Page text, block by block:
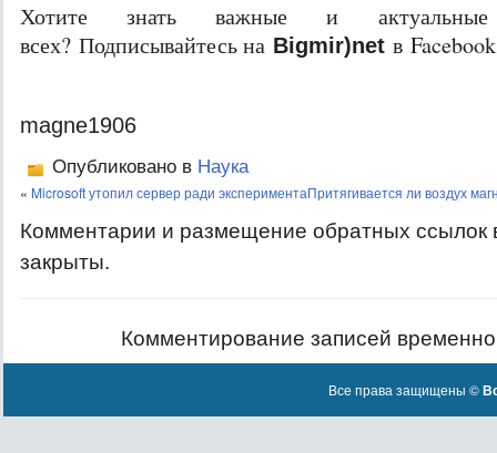
Хотите знать важные и
всех? Подписывайтесь на Bigmir)net в
magne1906
Опубликовано в Наука
« Microsoft утопил сервер ради экспериментаПритягивается ли воздух
Комментарии и размещение обратных ссылок
закрыты.
Комментирование записей
Все права защищены ©